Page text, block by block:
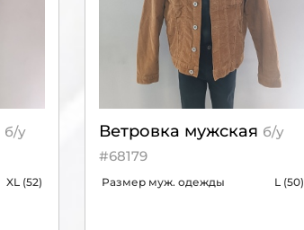
б/у
XL (52)
Ветровка мужская б/у
#68179
Размер муж. одежды L (50)